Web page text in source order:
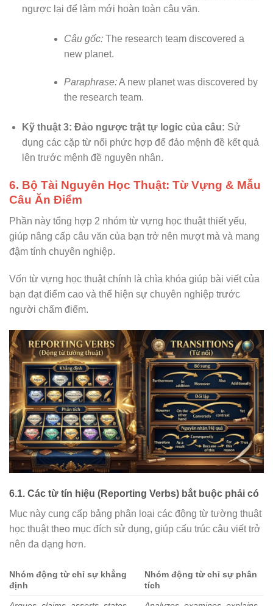
ngược lại để làm mới hoàn toàn câu văn.
Câu gốc:The research team discovered a
new planet.
Paraphrase:A new planet was discovered by
the research team.
Kỹ thuật 3: Đảo ngược trật tự logic của câu: Sử
dụng các cặp từ nối phức hợp để đảo mệnh đề kết quả
lên trước mệnh đề nguyên nhân.
6. Bộ Tài Nguyên Học Thuật: Từ Vựng & Mẫu
Câu Ăn Điểm
Phần này tổng hợp 2 nhóm từ vựng học thuật thiết yếu,
giúp nâng cấp câu văn của bạn trở nên mượt mà và mang
đậm tính chuyên nghiệp.
Vốn từ vựng học thuật chính là chìa khóa giúp bài viết của
bạn đạt điểm cao và thể hiện sự chuyên nghiệp trước
người chấm điểm.
6.1. Các từ tín hiệu (Reporting Verbs) bắt buộc phải có
Mục này cung cấp bảng phân loại các động từ tường thuật
học thuật theo mục đích sử dụng, giúp cấu trúc câu viết trở
nên đa dạng hơn.
Nhóm động từ chỉ sự khẳng
định
Nhóm động từ chỉ sự phân
tích